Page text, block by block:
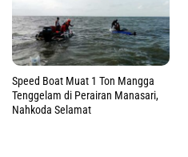
Speed Boat Muat 1 Ton Mangga
Tenggelam di Perairan Manasari,
Nahkoda Selamat